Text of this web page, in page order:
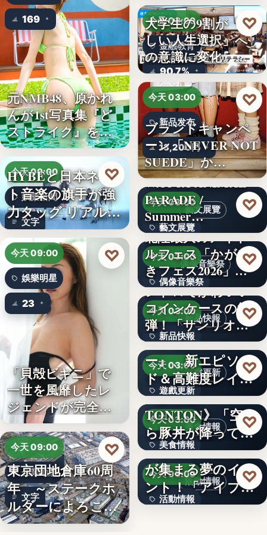
169
元NMB48、原かれ
んが1st写真集『ど
ストライク』を…
今天 09:00
娛樂新聞
文字
HYBEと日本ネッ
ト音楽の旗手が強
力タッグ リアル×
バー…
♡
今天 09:00
娛樂明星
23
「貝殻ビキニ」で
一世を風靡したレ
ジェンドが完全復
活武田久…
♡
今天 09:00
企業動態
文字
東京団地倉庫60周
年 ～ステークホ
ルダーによろこば
れる…
♡
＜OPEN＞折りた
今天 03:00
金融教育
90.7%
大学生の9割が「正
しい人生選択」へ
の意識に変化。ブ
ロード…
♡
今天 03:00
新品发布
13,200円
ブランドキャンペ
ーン「NEVER NOT
SUEDE」か…
♡
藝文展覽
今天 03:00
藝文展覽
3名
WACCA ANIMAL
PARADE /
Summer…
♡
偶像音樂祭
今天 03:00
偶像音樂祭
47
北陸最大のアイド
ルフェス「かがや
きフェス2026」第5
弾…
♡
新品快報
今天 03:00
新品快報
400
レトロでかわいい
コインケースの第2
弾！「サンリオキ
ャラク…
♡
遊戲更新
今天 03:00
遊戲更新
文字
『ソウルワーカ
ー』、新エピソー
ド＆高難度レイド
を実装！新…
♡
美食情報
今天 03:00
美食情報
文字
《豚丼屋
TONTON》「空か
ら豚丼が降ってき
た」が現実に…
♡
活動情報
今天 03:00
活動情報
アイプリのみんな
が集まる夢のイベ
ント！「アイプリ
ワールド…
♡